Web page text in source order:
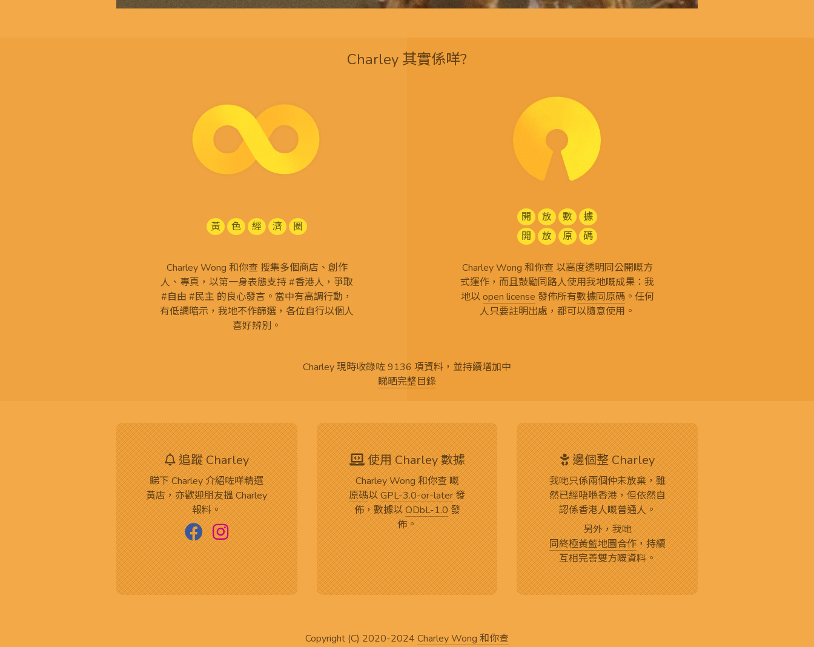
Charley 其實係咩?
黃 色 經 濟 圈
Charley Wong 和你查 搜集多個商店、創作
人、專頁，以第一身表態支持 #香港人，爭取
#自由 #民主 的良心發言。當中有高調行動，
有低調暗示，我地不作篩選，各位自行以個人
喜好辨別。
開 放 數
據
開
放 原 碼
Charley Wong 和你查 以高度透明同公開嘅方
式運作，而且鼓勵同路人使用我地嘅成果：我
地以open license 發佈所有數據同原碼。任何
人只要註明出處，都可以隨意使用。
Charley 現時收錄咗 9136 項資料，並持續增加中
睇晒完整目錄
追蹤 Charley
睇下 Charley 介紹咗咩精選
黃店，亦歡迎朋友搵 Charley
報料。
使用 Charley 數據
Charley Wong 和你查 嘅
原碼以GPL-3.0-or-later發
佈，數據以ODbL-1.0發
佈。
邊個整 Charley
我哋只係兩個仲未放棄，雖
然已經唔喺香港，但依然自
認係香港人嘅普通人。
另外，我哋
同終極黃藍地圖合作，持續
互相完善雙方嘅資料。
Copyright (C) 2020-2024 Charley Wong 和你查